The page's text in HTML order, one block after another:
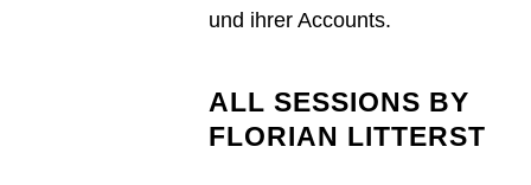
und ihrer Accounts.
ALL SESSIONS BY
FLORIAN LITTERST